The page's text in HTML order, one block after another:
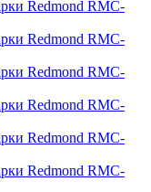
Redmond RMC-
Redmond RMC-
Redmond RMC-
Redmond RMC-
Redmond RMC-
Redmond RMC-